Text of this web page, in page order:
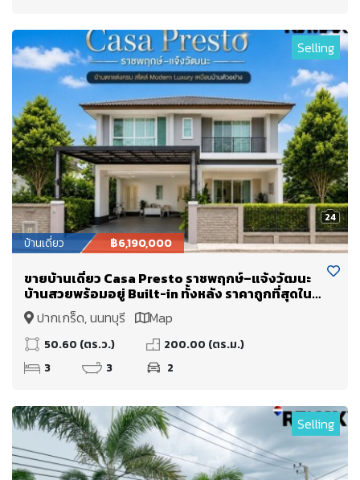
24
Selling
บ้านเดี่ยว ฿6,190,000
ขายบ้านเดี่ยว Casa Presto ราชพฤกษ์–แจ้งวัฒนะ
บ้านสวยพร้อมอยู่ Built-in ทั้งหลัง ราคาถูกที่สุดใน
โครงการ
ปากเกร็ด, นนทบุรี Map
50.60 (ตร.ว.)
200.00 (ตร.ม.)
3
3 2
Selling